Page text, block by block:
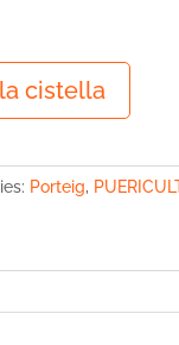
cistella
Porteig,